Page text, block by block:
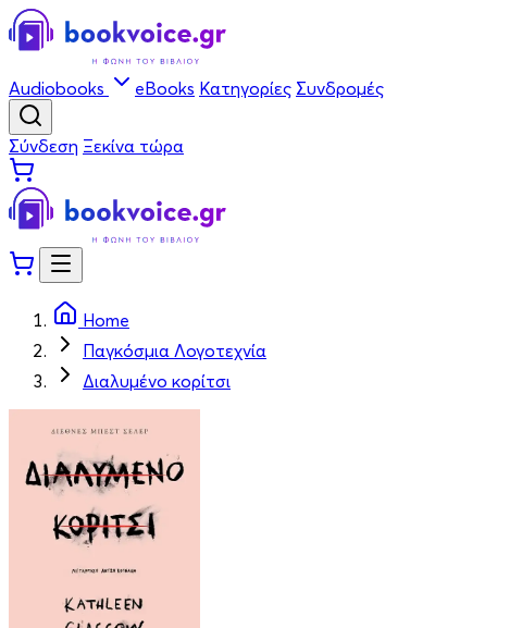
Audiobooks eBooks Κατηγορίες Συνδρομές
Σύνδεση Ξεκίνα τώρα
Home
Παγκόσμια Λογοτεχνία
Διαλυμένο κορίτσι